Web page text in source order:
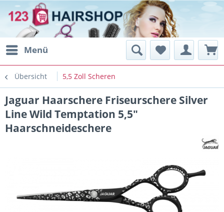
Menü
Übersicht 5,5 Zoll Scheren
Jaguar Haarschere Friseurschere Silver
Line Wild Temptation 5,5"
Haarschneideschere